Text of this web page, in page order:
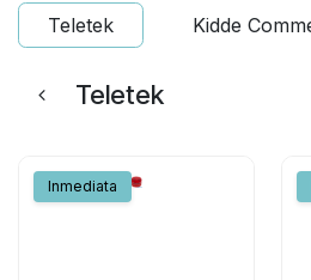
Teletek Kidde
Teletek
Inmediata